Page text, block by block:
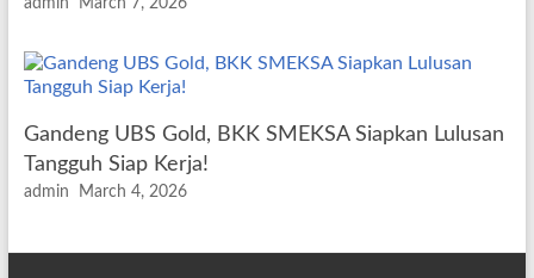
admin March 7, 2026
Gandeng UBS Gold, BKK SMEKSA Siapkan Lulusan
Tangguh Siap Kerja!
admin March 4, 2026